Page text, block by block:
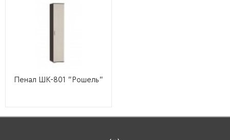
Пенал ШК-801 "Рошель"